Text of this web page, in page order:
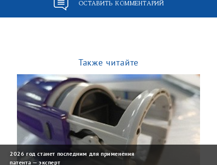
ОСТАВИТЬ КОММЕНТАРИЙ
Также читайте
2026 год станет последним для применения
патента — эксперт